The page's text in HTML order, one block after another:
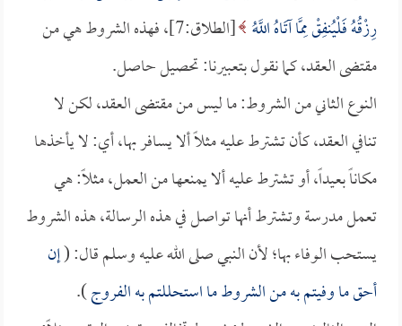
رِزْقُهُ فَلْيُنفِقْ مِمَّا آتَاهُ اللَّهُ
[الطلاق:7]، فهذه الشروط هي من
مقتضى العقد، كما نقول بتعبيرنا: تحصيل حاصل.
النوع الثاني من الشروط: ما ليس من مقتضى العقد، لكن لا
تنافي العقد، كأن تشترط عليه مثلاً ألا يسافر بها، أي: لا يأخذها
مكاناً بعيداً، أو تشترط عليه ألا يمنعها من العمل، مثلاً: هي
تعمل مدرسة وتشترط أنها تواصل في هذه الرسالة، هذه الشروط
يستحب الوفاء بها؛ لأن النبي صلى الله عليه وسلم قال: (إن
أحق ما وفيتم به من الشروط ما استحللتم به الفروج).